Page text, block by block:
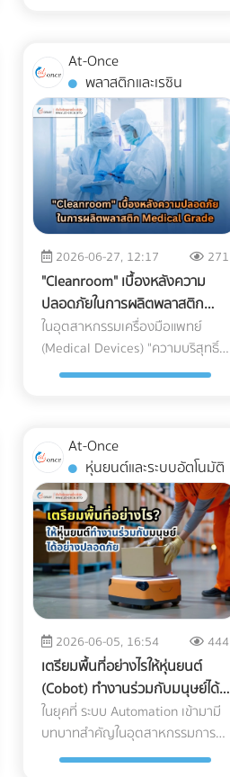
พวกเขาได้ทันที! ทำไมธุรกิจ B2B ถึง
ควรใช้ Web-AR ในสื่อสิ่งพิมพ์? ย่อ
ของใหญ่ ให้มาอยู่บนโต๊ะประชุม: คุณ
ไม่สามารถพกเครื่องจักรหนัก 2 ตัน
ไปเสนอขายลูกค้าได้ แต่ Web-AR
ช่วยให้ลูกค้าซูมดูรายละเอียด รวม
ถึงกลไกภายใน และหมุนดูสินค้าได้
360 องศาผ่านมือถือหรือ Tablet
เปลี่ยนสิ่งพิมพ์ให้วัดผลได้
(Measurable ROI): โบรชัวร์ปกติเรา
ไม่รู้เลยว่าลูกค้าอ่านหน้าไหน แต่
Web-AR สามารถเก็บ Data ได้ว่า
ลูกค้าสแกน QR Code จากพื้นที่ไหน
สแกนกี่ครั้ง และใช้เวลาดูโมเดล 3D
นานเท่าไร สร้าง Wow Experience
ทันที: ผู้บริหาร B2B มีเวลาจำกัด
โอกาสในการขอเข้าพบ (Pitching)
ได้มหาศาล การลงทุนทำ Web-AR
บนแคตตาล็อกสินค้าเพียงครั้งเดียว
สามารถนำไปใช้งานซ้ำได้ทั้งในงาน
อีเวนต์ (Exhibition) และการส่ง
Direct Mail ไปหาลูกค้าระดับ VIP
พร้อมที่จะฉีกกฎการทำสื่อสิ่งพิมพ์
แบบเดิมๆ หรือยัง? เพิ่มขีดความ
สามารถให้ทีมเซลส์ของคุณด้วยสื่อ
นำเสนอยุคใหม่ ที่ At-once เรามี
รวบรวม Digital Marketing
Agency และผู้เชี่ยวชาญด้านการ
พัฒนา Web-AR และ 3D Model ที่
พร้อมเปลี่ยนโบรชัวร์ของคุณให้
กลายเป็นพนักงานขายมือทอง ค้น
หาพาร์ทเนอร์ที่ใช่ได้เลยวันนี้! ที่นี่!
ต่อต้นทุนของธุรกิจ B2B โดยตรง
โดยเฉพาะกฎหมาย EPR (Extended
Producer Responsibility) ที่บีบให้
เจ้าของแบรนด์ต้องรับผิดชอบต่อ
ซากบรรจุภัณฑ์ของตนเอง หาก
โรงงานของคุณผลิตบรรจุภัณฑ์ที่
รีไซเคิลยาก หรือปล่อยคาร์บอนสูง
ลูกค้ารายใหญ่ระดับโลกจะตัดคุณ
เหตุผลว่าทำไมการเปลี่ยนมาใช้วัสดุ
รักษ์โลกจึงเป็นทางรอดเดียว ทำไม
ต้องเป็นกระดาษ FSC และ หมึกถั่ว
เหลือง (Soy Ink)? เมื่อพูดถึงการ
พิมพ์บรรจุภัณฑ์ องค์ประกอบหลักที่
ถูกเพ่งเล็งคือ "กระดาษ" และ "หมึก
ที่ได้รับการรับรองว่ามาจากป่าปลูก
เชิงพาณิชย์ที่มีการจัดการอย่าง
ยั่งยืน ไม่ตัดไม้ทำลายป่า การใช้
สัญลักษณ์ FSC บนบรรจุภัณฑ์คือใบ
ผ่านทางชั้นดีที่ช่วยให้สินค้าของคุณ
ส่งออกไปยังยุโรปและอเมริกาได้โดย
ไม่ถูกตั้งคำถาม หมึกถั่วเหลือง (Soy
Ink): หมึกพิมพ์แบบดั้งเดิม
(Petroleum-based) มีสาร VOCs
(Volatile Organic Compounds)
สูง ซึ่งเป็นก๊าซเรือนกระจกและเป็น
อุปสรรคต่อกระบวนการรีไซเคิล
กระดาษ ในขณะที่ Soy Ink ทำจาก
น้ำมันพืช ย่อยสลายได้ทางชีวภาพ
และทำให้กระดาษถูกนำไปรีไซเคิลใหม่
ได้ง่ายขึ้นมาก Key Insight: การ
At-Once
พลาสติกและเรซิน
2026-06-27, 12:17 271
"Cleanroom" เบื้องหลังความ
ปลอดภัยในการผลิตพลาสติก
Medical Grade
ในอุตสาหกรรมเครื่องมือแพทย์
(Medical Devices) "ความบริสุทธิ์"
ไม่ใช่แค่ตัวเลือก แต่คือความเป็น
(Medical Grade Plastic) ที่มี
คุณสมบัติยอดเยี่ยม ทนทาน และเข้า
กันได้ทางชีวภาพ (Biocompatible)
มากเพียงใด แต่หากกระบวนการ
ผลิตและการบรรจุเกิดขึ้นในสภาพ
แวดล้อมที่ไม่ได้มาตรฐาน พลาสติก
เหล่านั้นก็อาจกลายเป็นพาหะนำเชื้อ
โรคชั้นดี นี่คือจุดที่ "ห้องปลอดเชื้อ"
หรือ "Cleanroom" เข้ามามีบทบาท
สำคัญในฐานะด่านป้อมปราการที่
แข็งแกร่งที่สุด ในการปกป้อง
อุปกรณ์การแพทย์ให้รอดพ้นจาก
การปนเปื้อนก่อนถึงมือแพทย์และ
คนไข้ Cleanroom ในอุตสาหกรรม
พลาสติกการแพทย์ คืออะไร?
At-Once
หุ่นยนต์และระบบอัตโนมัติ
2026-06-05, 16:54 444
เตรียมพื้นที่อย่างไรให้หุ่นยนต์
(Cobot) ทำงานร่วมกับมนุษย์ได้
อย่างปลอดภัย
ในยุคที่ ระบบ Automation เข้ามามี
บทบาทสำคัญในอุตสาหกรรมการ
ผลิต การนำ AGV หรือ หุ่นยนต์ที่วิ่ง